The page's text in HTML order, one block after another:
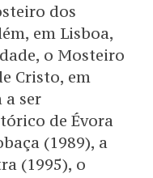
dos
em Lisboa,
o Mosteiro
Cristo, em
a ser
de Évora
(1989), a
(1995), o